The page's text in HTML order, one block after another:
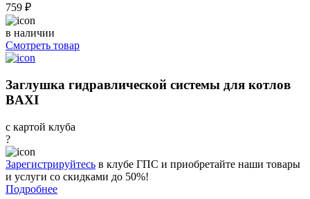
759 ₽
в наличии
Смотреть товар
Заглушка гидравлической системы для котлов
BAXI
с картой клуба
?
Зарегистрируйтесь в клубе ГПС и приобретайте наши товары
и услуги со скидками до 50%!
Подробнее